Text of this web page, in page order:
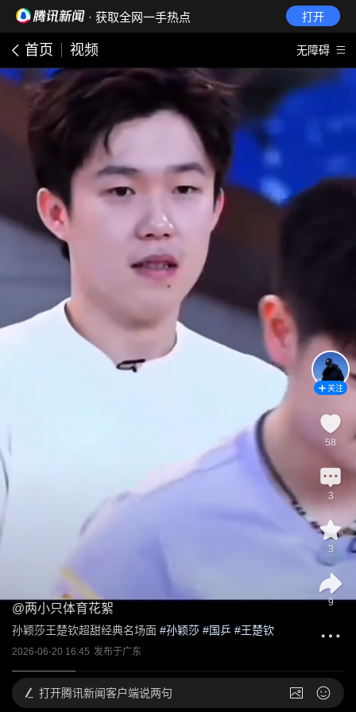
· 获取全网一手热点 打开
首页 视频 无障碍
@两小只体育花絮
孙颖莎王楚钦超甜经典名场面 #孙颖莎 #国乒 #王楚钦
2026-06-20 16:45 发布于广东
关注
58
3
3
9
打开腾讯新闻客户端说两句